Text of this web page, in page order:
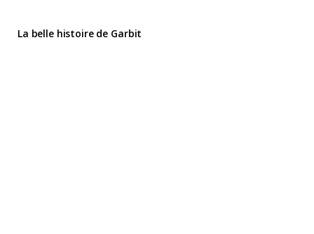
La belle histoire de Garbit